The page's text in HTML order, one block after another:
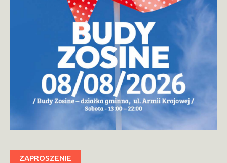
ZAPROSZENIE